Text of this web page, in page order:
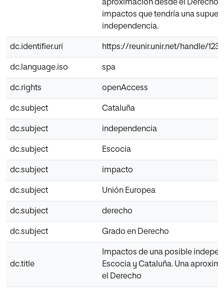
aproximación desde el Derecho
impactos que tendría una
independencia.
dc.identifier.uri https://reunir.unir.net/handle/
dc.language.iso spa
dc.rights openAccess
dc.subject Cataluña
dc.subject independencia
dc.subject Escocia
dc.subject impacto
dc.subject Unión Europea
dc.subject derecho
dc.subject Grado en Derecho
dc.title
Impactos de una posible
Escocia y Cataluña. Una
el Derecho